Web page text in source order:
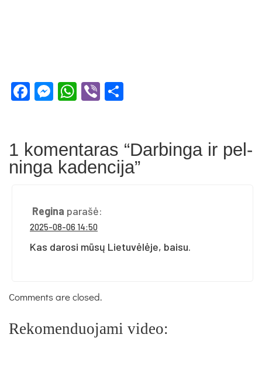
Facebook
Messenger
WhatsApp
Viber
1 komentaras “Dar­bin­ga ir pel­
nin­ga ka­den­ci­ja”
Regina parašė:
2025-08-06 14:50
Kas darosi mūsų Lietuvėlėje, baisu.
Comments are closed.
Rekomenduojami video: